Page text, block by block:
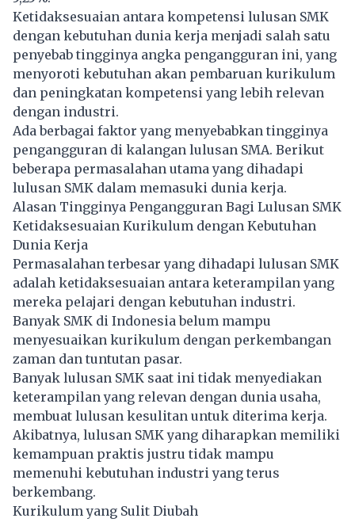
Ketidaksesuaian antara kompetensi lulusan SMK
dengan kebutuhan dunia kerja menjadi salah satu
penyebab tingginya angka pengangguran ini, yang
menyoroti kebutuhan akan pembaruan kurikulum
dan peningkatan kompetensi yang lebih relevan
dengan industri.
Ada berbagai faktor yang menyebabkan tingginya
pengangguran di kalangan lulusan SMA. Berikut
beberapa permasalahan utama yang dihadapi
lulusan SMK dalam memasuki dunia kerja.
Alasan Tingginya Pengangguran Bagi Lulusan SMK
Ketidaksesuaian Kurikulum dengan Kebutuhan
Dunia Kerja
Permasalahan terbesar yang dihadapi lulusan SMK
adalah ketidaksesuaian antara keterampilan yang
mereka pelajari dengan kebutuhan industri.
Banyak SMK di Indonesia belum mampu
menyesuaikan kurikulum dengan perkembangan
zaman dan tuntutan pasar.
Banyak lulusan SMK saat ini tidak menyediakan
keterampilan yang relevan dengan dunia usaha,
membuat lulusan kesulitan untuk diterima kerja.
Akibatnya, lulusan SMK yang diharapkan memiliki
kemampuan praktis justru tidak mampu
memenuhi kebutuhan industri yang terus
berkembang.
Kurikulum yang Sulit Diubah